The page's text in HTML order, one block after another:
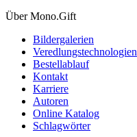
Über Mono.Gift
Bildergalerien
Veredlungstechnologien
Bestellablauf
Kontakt
Karriere
Autoren
Online Katalog
Schlagwörter